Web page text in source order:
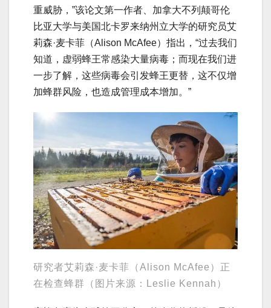
重威胁，”该论文第一作者、加拿大不列颠哥伦
比亚大学与美国北卡罗来纳州立大学的研究员艾
莉森·麦卡菲（Alison McAfee）指出，“过去我们
知道，虚弱蜂王常感染大量病毒；而现在我们进
一步了解，这些病毒会引发蜂王更替，这不仅增
加蜂群风险，也造成管理成本增加。”
研究者艾莉森·麦卡菲（Alison McAfee）正
在检查蜂群（图片来源：Leslie Kennah）